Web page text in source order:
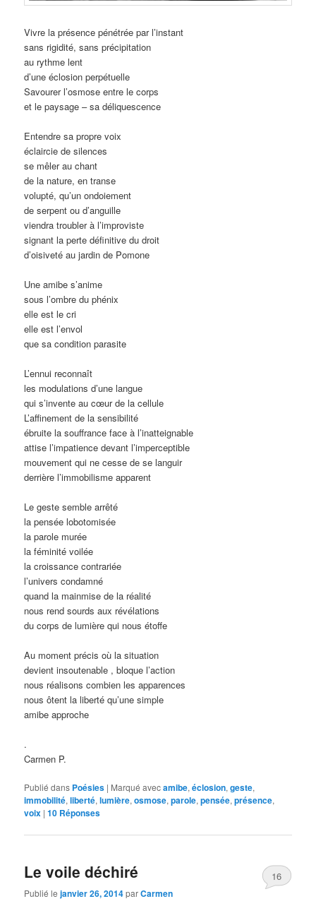
Vivre la présence pénétrée par l’instant
sans rigidité, sans précipitation
au rythme lent
d’une éclosion perpétuelle
Savourer l’osmose entre le corps
et le paysage – sa déliquescence
Entendre sa propre voix
éclaircie de silences
se mêler au chant
de la nature, en transe
volupté, qu’un ondoiement
de serpent ou d’anguille
viendra troubler à l’improviste
signant la perte définitive du droit
d’oisiveté au jardin de Pomone
Une amibe s’anime
sous l’ombre du phénix
elle est le cri
elle est l’envol
que sa condition parasite
L’ennui reconnaît
les modulations d’une langue
qui s’invente au cœur de la cellule
L’affinement de la sensibilité
ébruite la souffrance face à l’inatteignable
attise l’impatience devant l’imperceptible
mouvement qui ne cesse de se languir
derrière l’immobilisme apparent
Le geste semble arrêté
la pensée lobotomisée
la parole murée
la féminité voilée
la croissance contrariée
l’univers condamné
quand la mainmise de la réalité
nous rend sourds aux révélations
du corps de lumière qui nous étoffe
Au moment précis où la situation
devient insoutenable , bloque l’action
nous réalisons combien les apparences
nous ôtent la liberté qu’une simple
amibe approche
.
Carmen P.
Publié dans Poésies | Marqué avecamibe,éclosion,geste,
immobilité,liberté,lumière,osmose,parole,pensée,présence,
voix |10 Réponses
Le voile déchiré
Publié lejanvier 26, 2014parCarmen
16